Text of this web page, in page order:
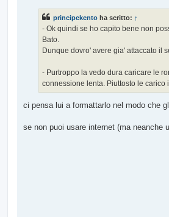
principekento ha scritto: ↑
- Ok quindi se ho capito bene non
Bato.
Dunque dovro' avere gia' attaccato il
- Purtroppo la vedo dura caricare le
connessione lenta. Piuttosto le
ci pensa lui a formattarlo nel modo che
se non puoi usare internet (ma